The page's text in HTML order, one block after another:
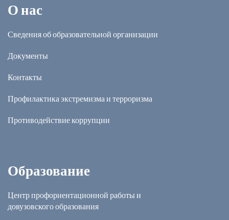
О нас
Сведения об образовательной организации
Документы
Контакты
Профилактика экстремизма и терроризма
Противодействие коррупции
Образование
Центр профориентационной работы и
довузовского образования